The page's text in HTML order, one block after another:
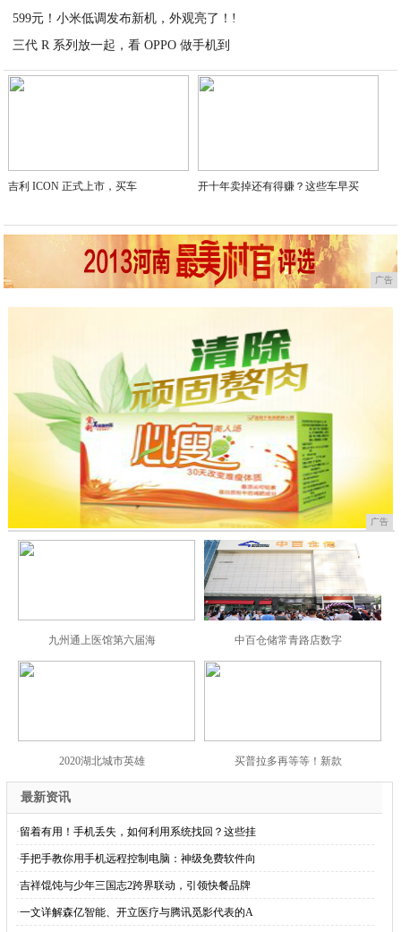
599元！小米低调发布新机，外观亮了！!
三代 R 系列放一起，看 OPPO 做手机到
2021-02-23
吉利 ICON 正式上市，买车 开十年卖掉还有得赚？这些车早买
广告
广告
九州通上医馆第六届海 中百仓储常青路店数字
2020湖北城市英雄 买普拉多再等等！新款
最新资讯
·留着有用！手机丢失，如何利用系统找回？这些挂
·手把手教你用手机远程控制电脑：神级免费软件向
·吉祥馄饨与少年三国志2跨界联动，引领快餐品牌
·一文详解森亿智能、开立医疗与腾讯觅影代表的A